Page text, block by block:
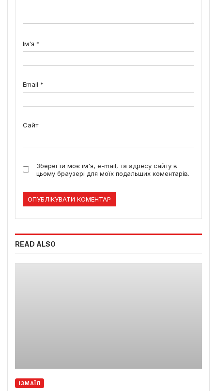
Ім'я *
Email *
Сайт
Зберегти моє ім'я, e-mail, та адресу сайту в
цьому браузері для моїх подальших коментарів.
READ ALSO
ІЗМАЇЛ